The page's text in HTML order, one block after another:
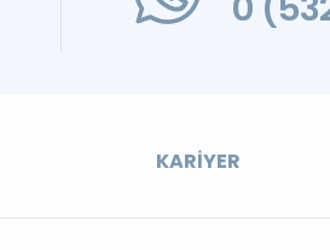
KARIYER